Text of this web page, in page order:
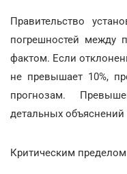
Правительство
погрешностей между
фактом. Если
не превышает 10%,
прогнозам.
детальных объяснений
Критическим